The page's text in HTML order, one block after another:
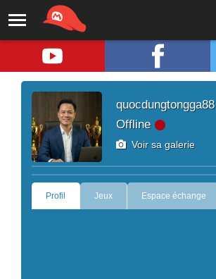
quocdungtongga88
Offline
Voir sa galerie
Profil Jeux Espace échange